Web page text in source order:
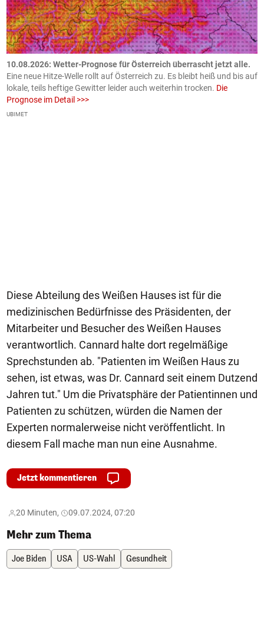
10.08.2026: Wetter-Prognose für Österreich überrascht jetzt alle.
Eine neue Hitze-Welle rollt auf Österreich zu. Es bleibt heiß und bis auf
lokale, teils heftige Gewitter leider auch weiterhin trocken. Die
Prognose im Detail >>>
UBIMET
Diese Abteilung des Weißen Hauses ist für die
medizinischen Bedürfnisse des Präsidenten, der
Mitarbeiter und Besucher des Weißen Hauses
verantwortlich. Cannard halte dort regelmäßige
Sprechstunden ab. "Patienten im Weißen Haus zu
sehen, ist etwas, was Dr. Cannard seit einem Dutzend
Jahren tut." Um die Privatsphäre der Patientinnen und
Patienten zu schützen, würden die Namen der
Experten normalerweise nicht veröffentlicht. In
diesem Fall mache man nun eine Ausnahme.
Jetzt kommentieren
20 Minuten, 09.07.2024, 07:20
Mehr zum Thema
Joe Biden USA US-Wahl Gesundheit